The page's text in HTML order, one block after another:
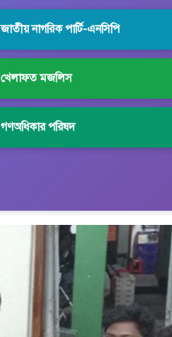
জাতীয় নাগরিক পার্টি-এনসিপি
খেলাফত মজলিস
গণঅধিকার পরিষদ